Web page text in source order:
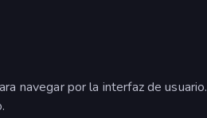
navegar por la interfaz de usuario.